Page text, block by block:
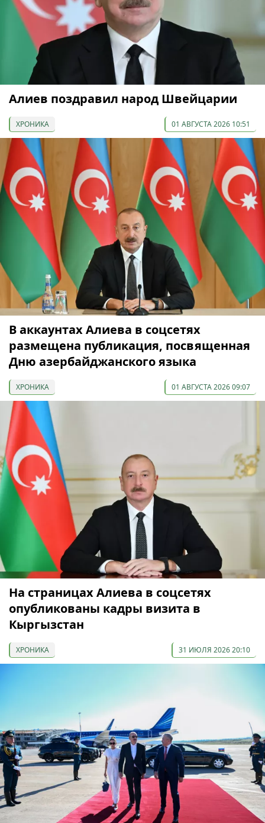
Алиев поздравил народ Швейцарии
ХРОНИКА 01 АВГУСТА 2026 10:51
В аккаунтах Алиева в соцсетях
размещена публикация, посвященная
Дню азербайджанского языка
ХРОНИКА 01 АВГУСТА 2026 09:07
На страницах Алиева в соцсетях
опубликованы кадры визита в
Кыргызстан
ХРОНИКА 31 ИЮЛЯ 2026 20:10